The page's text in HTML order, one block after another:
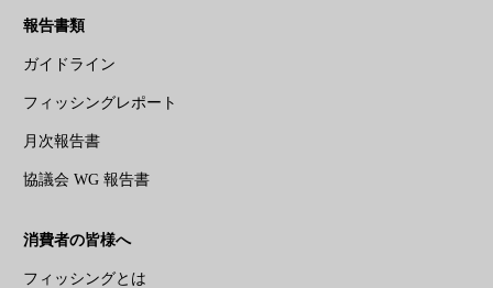
報告書類
ガイドライン
フィッシングレポート
月次報告書
協議会 WG 報告書
消費者の皆様へ
フィッシングとは